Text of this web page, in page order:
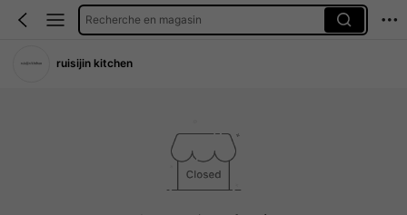
Recherche en magasin
ruisijin kitchen